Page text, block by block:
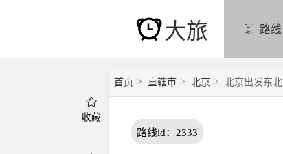
大旅 路线
收藏
首页 > 直辖市 > 北京 > 北京出发东
路线id：2333